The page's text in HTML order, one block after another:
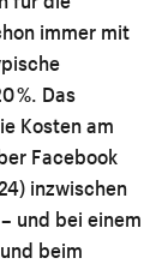
immer mit
%. Das
Kosten am
Facebook
inzwischen
und bei einem
beim